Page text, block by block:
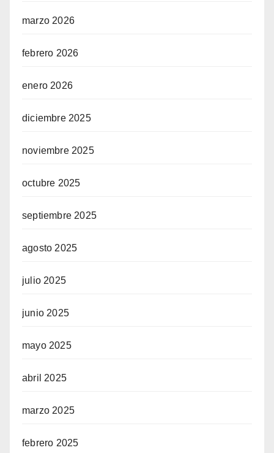
marzo 2026
febrero 2026
enero 2026
diciembre 2025
noviembre 2025
octubre 2025
septiembre 2025
agosto 2025
julio 2025
junio 2025
mayo 2025
abril 2025
marzo 2025
febrero 2025